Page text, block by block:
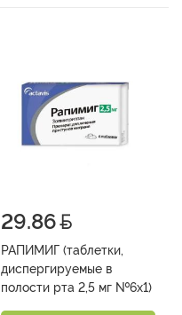
29.86
РАПИМИГ (таблетки,
диспергируемые в
полости рта 2,5 мг №6х1)